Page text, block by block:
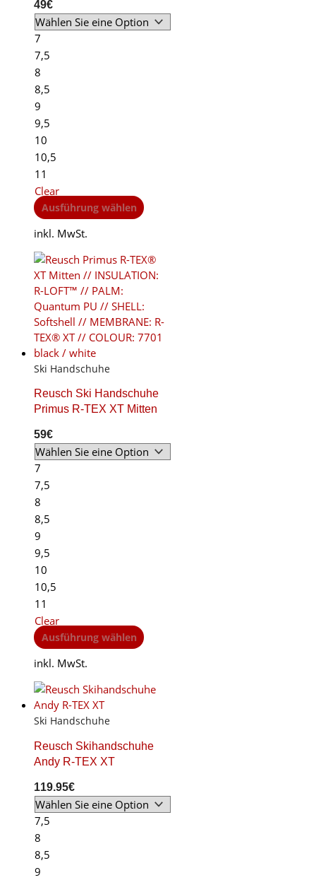
49€
7
7,5
8
8,5
9
9,5
10
10,5
11
Clear
Ausführung wählen This
multiple
variants.
The
may
be
chosen
product
page
inkl. MwSt.
Ski Handschuhe
Reusch Ski Handschuhe
Primus R-TEX XT Mitten
59€
7
7,5
8
8,5
9
9,5
10
10,5
11
Clear
Ausführung wählen This
multiple
may
the
inkl. MwSt.
Ski Handschuhe
Reusch Skihandschuhe
Andy R-TEX XT
119.95€
7,5
8
8,5
9